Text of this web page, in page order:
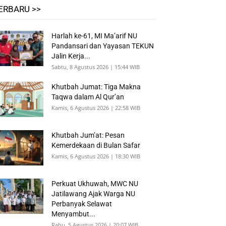
>>
Harlah ke-61, MI Ma’arif NU
Pandansari dan Yayasan TEKUN
Jalin Kerja...
Sabtu, 8 Agustus 2026 | 15:44 WIB
Khutbah Jumat: Tiga Makna
Taqwa dalam Al Qur’an
Kamis, 6 Agustus 2026 | 22:58 WIB
Khutbah Jum’at: Pesan
Kemerdekaan di Bulan Safar
Kamis, 6 Agustus 2026 | 18:30 WIB
Perkuat Ukhuwah, MWC NU
Jatilawang Ajak Warga NU
Perbanyak Selawat
Menyambut...